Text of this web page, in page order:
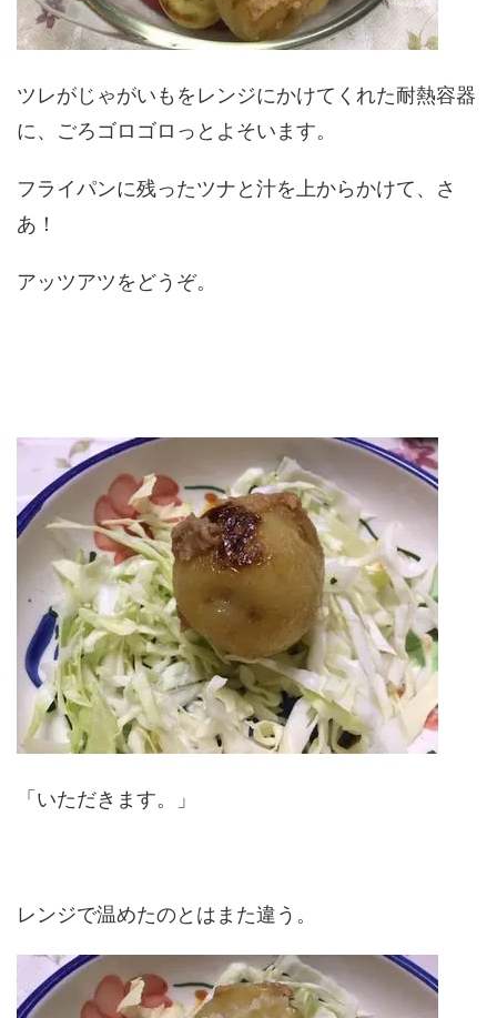
ツレがじゃがいもをレンジにかけてくれた耐熱容器
に、ごろゴロゴロっとよそいます。
フライパンに残ったツナと汁を上からかけて、さ
あ！
アッツアツをどうぞ。
「いただきます。」
レンジで温めたのとはまた違う。